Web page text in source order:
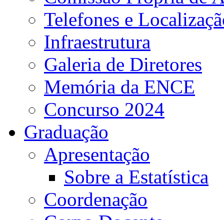
Telefones e
Infraestrutura
Galeria de Diretores
Memória da ENCE
Concurso 2024
Graduação
Apresentação
Sobre a Estatística
Coordenação